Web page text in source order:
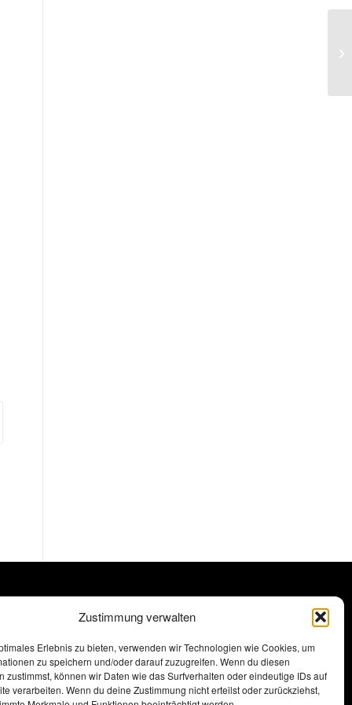
Zustimmung verwalten
Erlebnis zu bieten, verwenden wir Technologien wie Cookies, um
zu speichern und/oder darauf zuzugreifen. Wenn du diesen
zustimmst, können wir Daten wie das Surfverhalten oder eindeutige IDs auf
verarbeiten. Wenn du deine Zustimmung nicht erteilst oder zurückziehst,
NJË DEKADË SUKSESE
Klicke hier, um Marketing-Cookies
zu akzeptieren und diesen Inhalt
zu aktivieren